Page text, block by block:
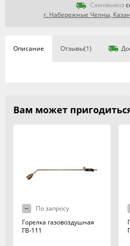
Самовывоз
г. Набережные Челны,
Описание Отзывы(1)
Вам может
По запросу
Горелка газовоздушная
ГВ-111